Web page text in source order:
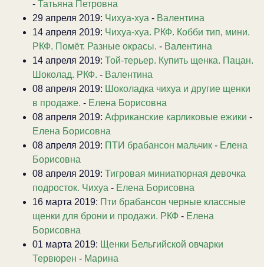
- Татьяна Петровна
29 апреля 2019: Чихуа-хуа - Валентина
14 апреля 2019: Чихуа-хуа. РКФ. Кобби тип, мини.
РКФ. Помёт. Разные окрасы. - Валентина
14 апреля 2019: Той-терьер. Купить щенка. Пацан.
Шоколад. РКФ. - Валентина
08 апреля 2019: Шоколадка чихуа и другие щенки
в продаже. - Елена Борисовна
08 апреля 2019: Африканские карликовые ежики -
Елена Борисовна
08 апреля 2019: ПТИ брабансон мальчик - Елена
Борисовна
08 апреля 2019: Тигровая миниатюрная девочка
подросток. Чихуа - Елена Борисовна
16 марта 2019: Пти брабансон черные классные
щенки для брони и продажи. РКФ - Елена
Борисовна
01 марта 2019: Щенки Бельгийской овчарки
Тервюрен - Марина